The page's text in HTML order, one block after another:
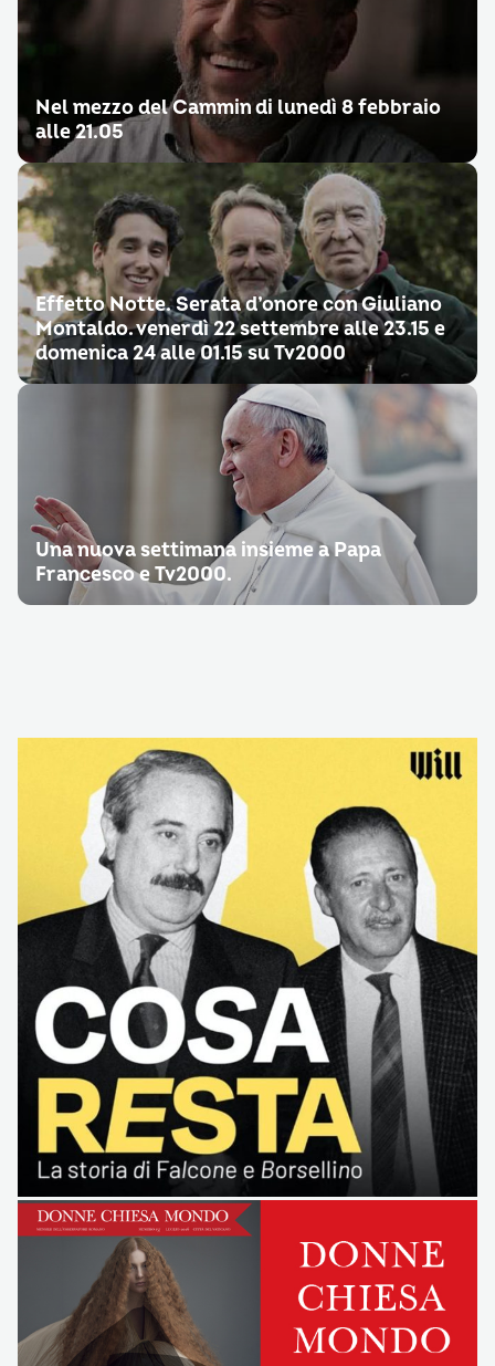
Nel mezzo del Cammin di lunedì 8 febbraio
alle 21.05
Effetto Notte. Serata d’onore con Giuliano
Montaldo. venerdì 22 settembre alle 23.15 e
domenica 24 alle 01.15 su Tv2000
Una nuova settimana insieme a Papa
Francesco e Tv2000.